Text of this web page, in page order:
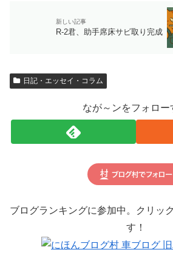
R-2君、助手席床サビ取り完成
日記・エッセイ・コラム
なが～ンをフォロー
ブログランキングに参加中。クリッ
す！